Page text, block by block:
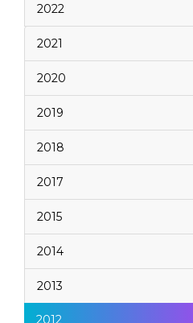
2022
2021
2020
2019
2018
2017
2015
2014
2013
2012